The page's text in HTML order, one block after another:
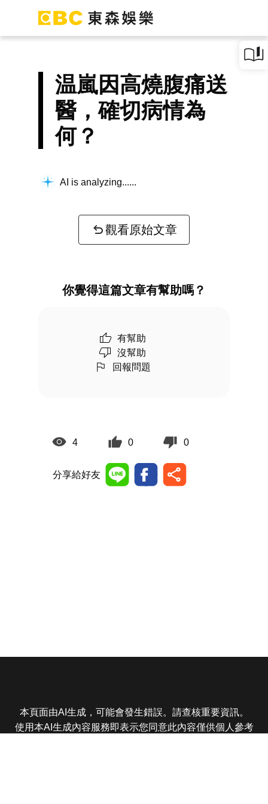
温嵐因高燒腹痛送
醫，確切病情為
何？
AI is analyzing...
觀看原始文章
你覺得這篇文章有幫助嗎？
有幫助
沒幫助
回報問題
4 0 0
分享給好友
本頁面由AI生成，可能會發生錯誤。請查核重要資訊。
使用本AI生成內容服務即表示您同意此內容僅供個人參考